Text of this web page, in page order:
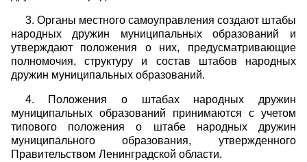
3. Органы местного самоуправления создают штабы
народных дружин муниципальных образований и
утверждают положения о них, предусматривающие
полномочия, структуру и состав штабов народных
дружин муниципальных образований.
4. Положения о штабах народных дружин
муниципальных образований принимаются с учетом
типового положения о штабе народных дружин
муниципального образования, утвержденного
Правительством Ленинградской области.